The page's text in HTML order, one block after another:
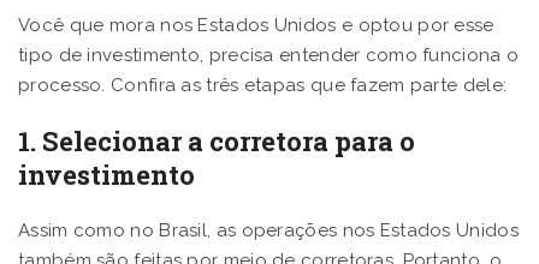
Você que mora nos Estados Unidos e optou por esse
tipo de investimento, precisa entender como funciona o
processo. Confira as três etapas que fazem parte dele:
1. Selecionar a corretora para o
investimento
Assim como no Brasil, as operações nos Estados Unidos